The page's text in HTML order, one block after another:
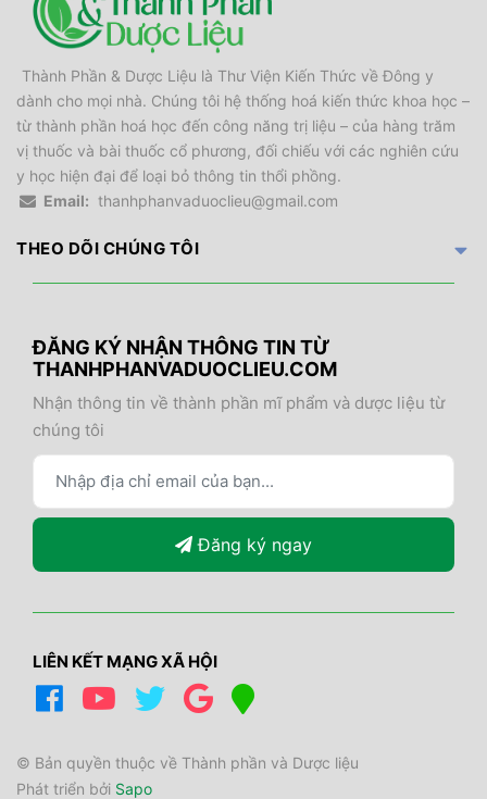
Thành Phần & Dược Liệu là Thư Viện Kiến Thức về Đông y
dành cho mọi nhà. Chúng tôi hệ thống hoá kiến thức khoa học –
từ thành phần hoá học đến công năng trị liệu – của hàng trăm
vị thuốc và bài thuốc cổ phương, đối chiếu với các nghiên cứu
y học hiện đại để loại bỏ thông tin thổi phồng.
Email: thanhphanvaduoclieu@gmail.com
THEO DÕI CHÚNG TÔI
ĐĂNG KÝ NHẬN THÔNG TIN TỪ
THANHPHANVADUOCLIEU.COM
Nhận thông tin về thành phần mĩ phẩm và dược liệu từ
chúng tôi
Đăng ký ngay
LIÊN KẾT MẠNG XÃ HỘI
© Bản quyền thuộc về Thành phần và Dược liệu
Phát triển bởi Sapo